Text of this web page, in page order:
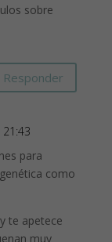
sobre
Responder
para
como
te apetece
muy